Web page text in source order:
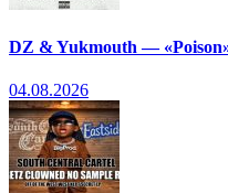
DZ & Yukmouth —
04.08.2026